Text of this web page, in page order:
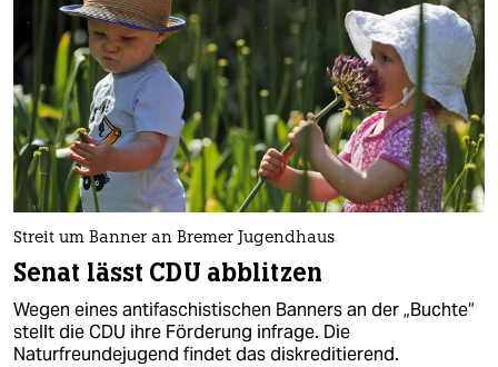
Streit um Banner an Bremer Jugendhaus
Senat lässt CDU abblitzen
Wegen eines antifaschistischen Banners an der „Buchte“
stellt die CDU ihre Förderung infrage. Die
Naturfreundejugend findet das diskreditierend.